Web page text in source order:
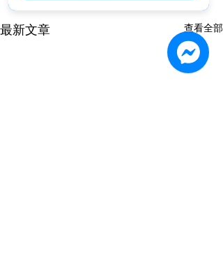
最新文章 查看全部